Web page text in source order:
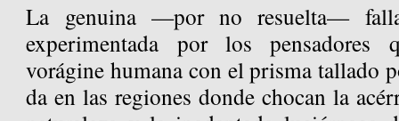
La genuina —por no resuelta—
experimentada por los pensadores
vorágine humana con el prisma tallado
da en las regiones donde chocan la